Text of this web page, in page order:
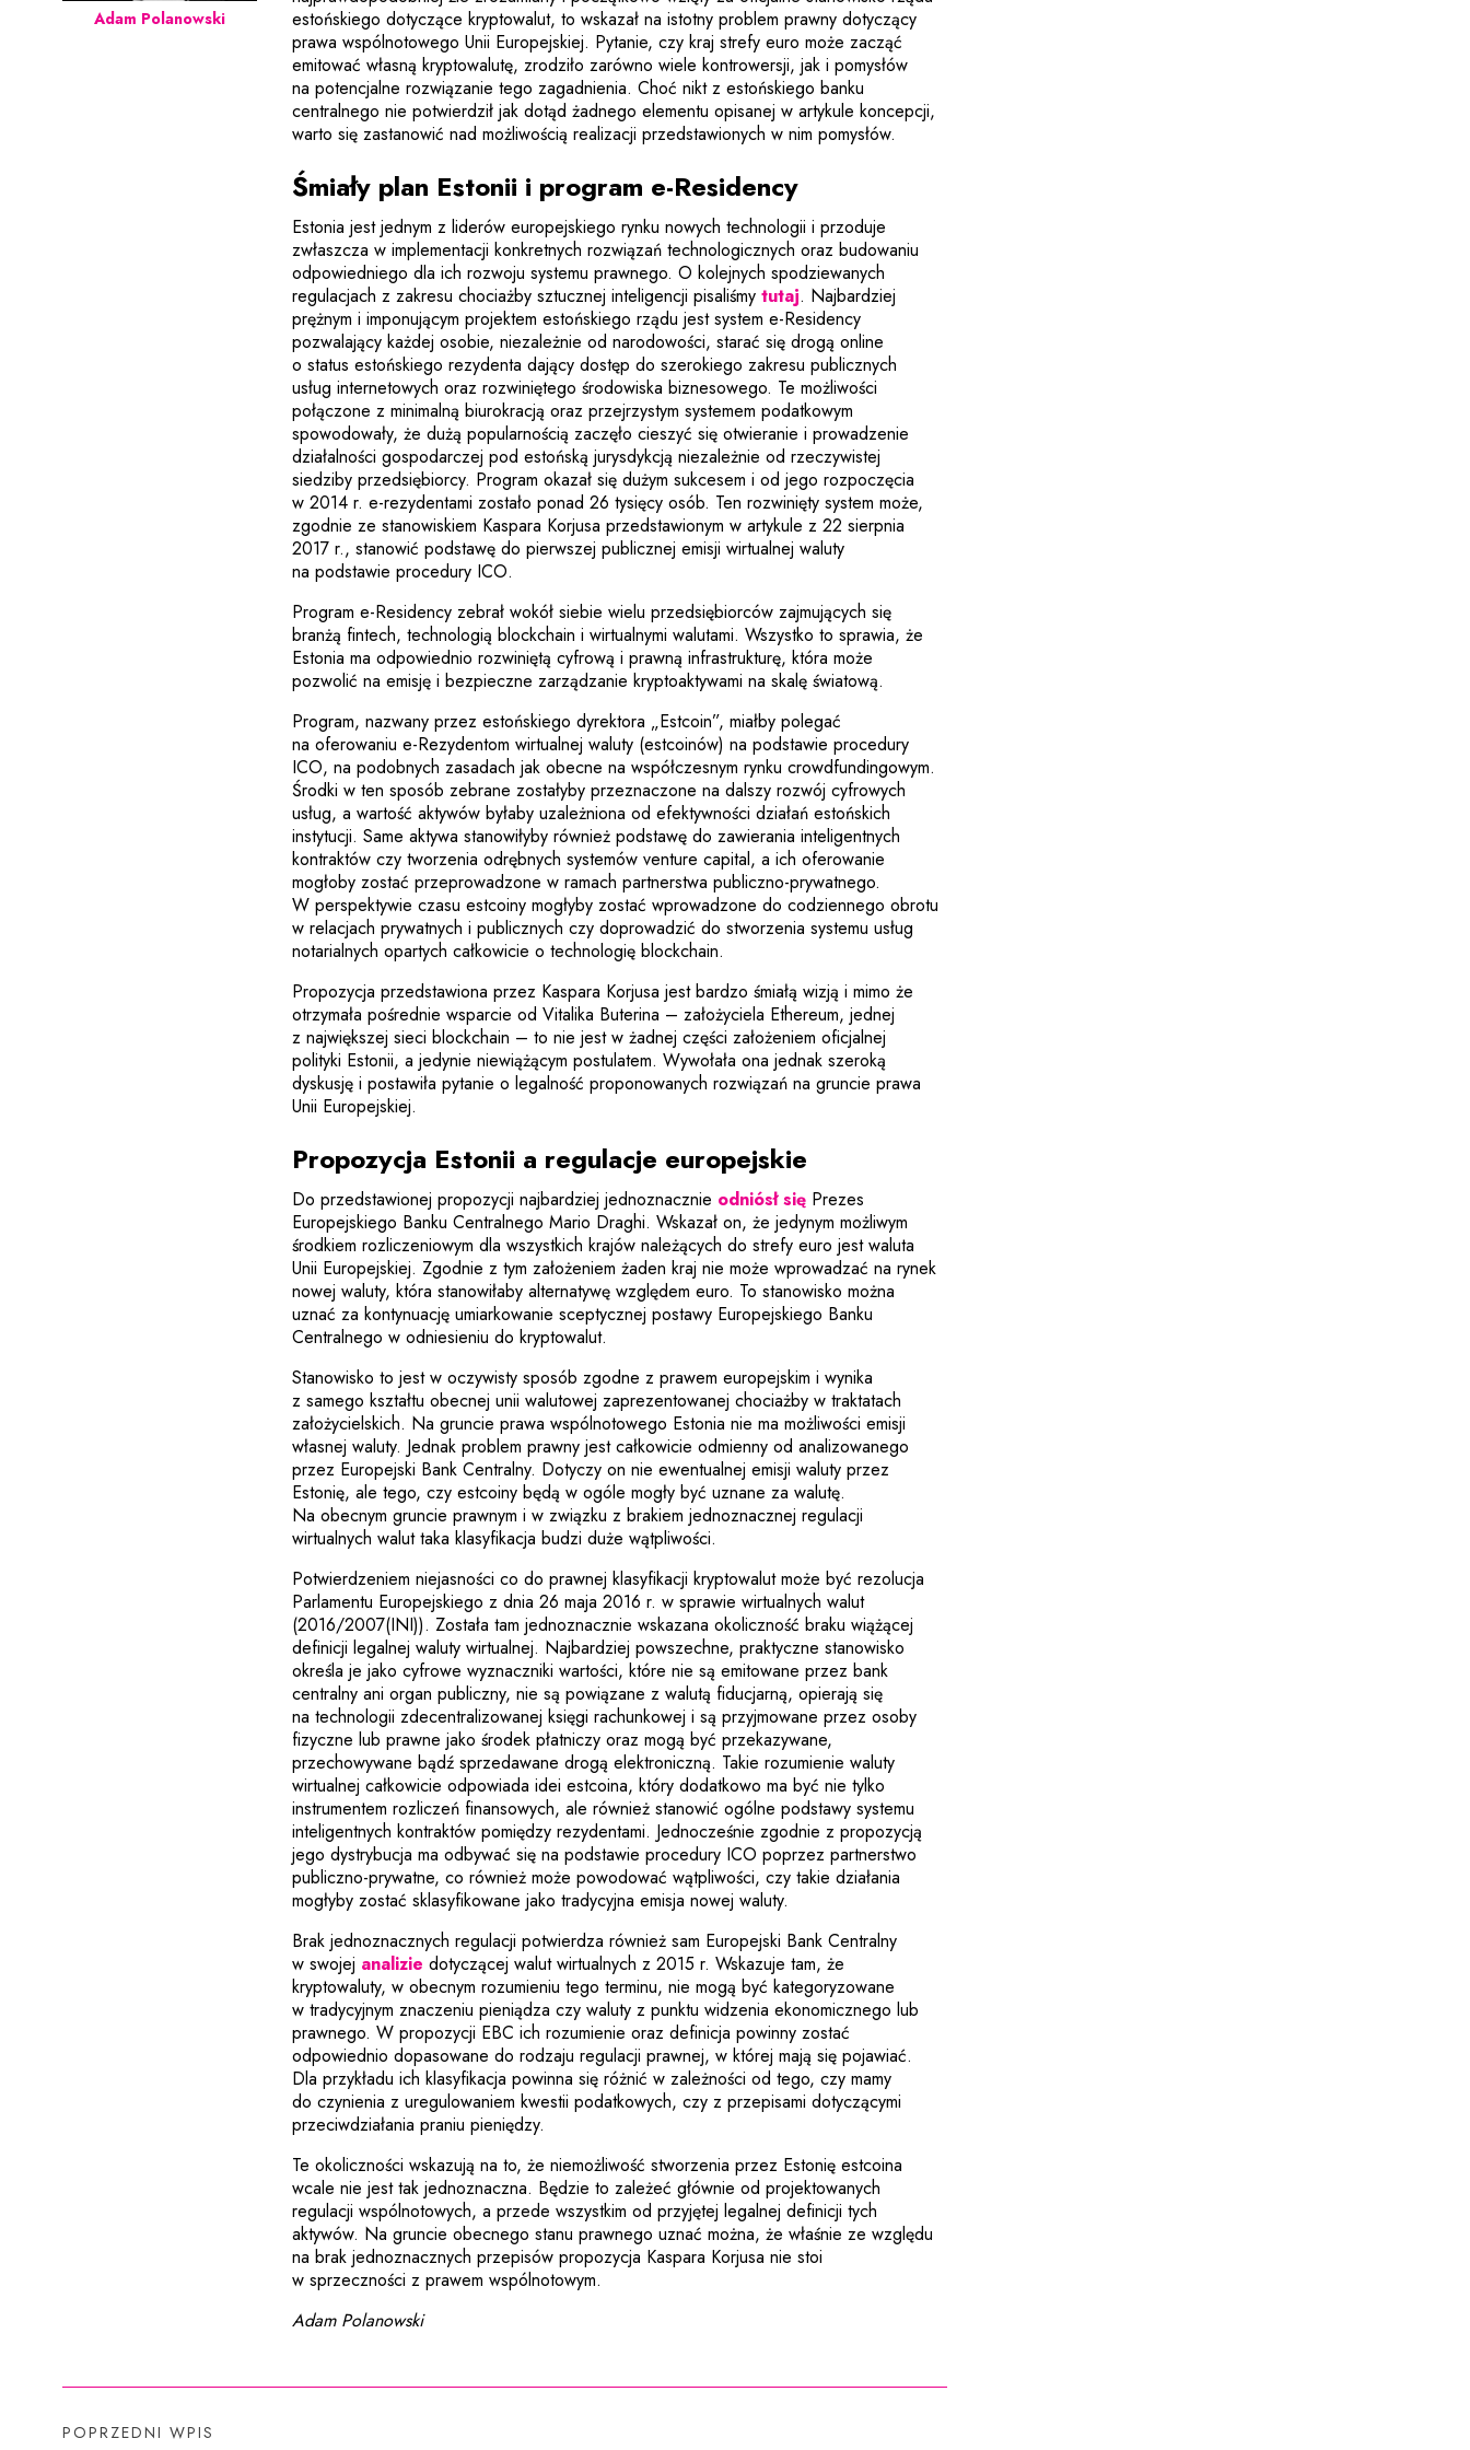
estońskiego dotyczące kryptowalut, to wskazał na istotny problem prawny dotyczący
prawa wspólnotowego Unii Europejskiej. Pytanie, czy kraj strefy euro może zacząć
emitować własną kryptowalutę, zrodziło zarówno wiele kontrowersji, jak i pomysłów
na potencjalne rozwiązanie tego zagadnienia. Choć nikt z estońskiego banku
centralnego nie potwierdził jak dotąd żadnego elementu opisanej w artykule koncepcji,
warto się zastanowić nad możliwością realizacji przedstawionych w nim pomysłów.
Śmiały plan Estonii i program e-Residency
Estonia jest jednym z liderów europejskiego rynku nowych technologii i przoduje
zwłaszcza w implementacji konkretnych rozwiązań technologicznych oraz budowaniu
odpowiedniego dla ich rozwoju systemu prawnego. O kolejnych spodziewanych
regulacjach z zakresu chociażby sztucznej inteligencji pisaliśmytutaj. Najbardziej
prężnym i imponującym projektem estońskiego rządu jest system e-Residency
pozwalający każdej osobie, niezależnie od narodowości, starać się drogą online
o status estońskiego rezydenta dający dostęp do szerokiego zakresu publicznych
usług internetowych oraz rozwiniętego środowiska biznesowego. Te możliwości
połączone z minimalną biurokracją oraz przejrzystym systemem podatkowym
spowodowały, że dużą popularnością zaczęło cieszyć się otwieranie i prowadzenie
działalności gospodarczej pod estońską jurysdykcją niezależnie od rzeczywistej
siedziby przedsiębiorcy. Program okazał się dużym sukcesem i od jego rozpoczęcia
w 2014 r. e-rezydentami zostało ponad 26 tysięcy osób. Ten rozwinięty system może,
zgodnie ze stanowiskiem Kaspara Korjusa przedstawionym w artykule z 22 sierpnia
2017 r., stanowić podstawę do pierwszej publicznej emisji wirtualnej waluty
na podstawie procedury ICO.
Program e-Residency zebrał wokół siebie wielu przedsiębiorców zajmujących się
branżą fintech, technologią blockchain i wirtualnymi walutami. Wszystko to sprawia, że
Estonia ma odpowiednio rozwiniętą cyfrową i prawną infrastrukturę, która może
pozwolić na emisję i bezpieczne zarządzanie kryptoaktywami na skalę światową.
Program, nazwany przez estońskiego dyrektora „Estcoin”, miałby polegać
na oferowaniu e-Rezydentom wirtualnej waluty (estcoinów) na podstawie procedury
ICO, na podobnych zasadach jak obecne na współczesnym rynku crowdfundingowym.
Środki w ten sposób zebrane zostałyby przeznaczone na dalszy rozwój cyfrowych
usług, a wartość aktywów byłaby uzależniona od efektywności działań estońskich
instytucji. Same aktywa stanowiłyby również podstawę do zawierania inteligentnych
kontraktów czy tworzenia odrębnych systemów venture capital, a ich oferowanie
mogłoby zostać przeprowadzone w ramach partnerstwa publiczno-prywatnego.
W perspektywie czasu estcoiny mogłyby zostać wprowadzone do codziennego obrotu
w relacjach prywatnych i publicznych czy doprowadzić do stworzenia systemu usług
notarialnych opartych całkowicie o technologię blockchain.
Propozycja przedstawiona przez Kaspara Korjusa jest bardzo śmiałą wizją i mimo że
otrzymała pośrednie wsparcie od Vitalika Buterina – założyciela Ethereum, jednej
z największej sieci blockchain – to nie jest w żadnej części założeniem oficjalnej
polityki Estonii, a jedynie niewiążącym postulatem. Wywołała ona jednak szeroką
dyskusję i postawiła pytanie o legalność proponowanych rozwiązań na gruncie prawa
Unii Europejskiej.
Propozycja Estonii a regulacje europejskie
Do przedstawionej propozycji najbardziej jednoznacznie odniósł sięUwaga, link zostanie otwarty w nowym oknie
Prezes
Europejskiego Banku Centralnego Mario Draghi. Wskazał on, że jedynym możliwym
środkiem rozliczeniowym dla wszystkich krajów należących do strefy euro jest waluta
Unii Europejskiej. Zgodnie z tym założeniem żaden kraj nie może wprowadzać na rynek
nowej waluty, która stanowiłaby alternatywę względem euro. To stanowisko można
uznać za kontynuację umiarkowanie sceptycznej postawy Europejskiego Banku
Centralnego w odniesieniu do kryptowalut.
Stanowisko to jest w oczywisty sposób zgodne z prawem europejskim i wynika
z samego kształtu obecnej unii walutowej zaprezentowanej chociażby w traktatach
założycielskich. Na gruncie prawa wspólnotowego Estonia nie ma możliwości emisji
własnej waluty. Jednak problem prawny jest całkowicie odmienny od analizowanego
przez Europejski Bank Centralny. Dotyczy on nie ewentualnej emisji waluty przez
Estonię, ale tego, czy estcoiny będą w ogóle mogły być uznane za walutę.
Na obecnym gruncie prawnym i w związku z brakiem jednoznacznej regulacji
wirtualnych walut taka klasyfikacja budzi duże wątpliwości.
Potwierdzeniem niejasności co do prawnej klasyfikacji kryptowalut może być rezolucja
Parlamentu Europejskiego z dnia 26 maja 2016 r. w sprawie wirtualnych walut
(2016/2007(INI)). Została tam jednoznacznie wskazana okoliczność braku wiążącej
definicji legalnej waluty wirtualnej. Najbardziej powszechne, praktyczne stanowisko
określa je jako cyfrowe wyznaczniki wartości, które nie są emitowane przez bank
centralny ani organ publiczny, nie są powiązane z walutą fiducjarną, opierają się
na technologii zdecentralizowanej księgi rachunkowej i są przyjmowane przez osoby
fizyczne lub prawne jako środek płatniczy oraz mogą być przekazywane,
przechowywane bądź sprzedawane drogą elektroniczną. Takie rozumienie waluty
wirtualnej całkowicie odpowiada idei estcoina, który dodatkowo ma być nie tylko
instrumentem rozliczeń finansowych, ale również stanowić ogólne podstawy systemu
inteligentnych kontraktów pomiędzy rezydentami. Jednocześnie zgodnie z propozycją
jego dystrybucja ma odbywać się na podstawie procedury ICO poprzez partnerstwo
publiczno-prywatne, co również może powodować wątpliwości, czy takie działania
mogłyby zostać sklasyfikowane jako tradycyjna emisja nowej waluty.
Brak jednoznacznych regulacji potwierdza również sam Europejski Bank Centralny
w swojej analizie Uwaga, link zostanie otwarty w nowym oknie
dotyczącej walut wirtualnych z 2015 r. Wskazuje tam, że
kryptowaluty, w obecnym rozumieniu tego terminu, nie mogą być kategoryzowane
w tradycyjnym znaczeniu pieniądza czy waluty z punktu widzenia ekonomicznego lub
prawnego. W propozycji EBC ich rozumienie oraz definicja powinny zostać
odpowiednio dopasowane do rodzaju regulacji prawnej, w której mają się pojawiać.
Dla przykładu ich klasyfikacja powinna się różnić w zależności od tego, czy mamy
do czynienia z uregulowaniem kwestii podatkowych, czy z przepisami dotyczącymi
przeciwdziałania praniu pieniędzy.
Te okoliczności wskazują na to, że niemożliwość stworzenia przez Estonię estcoina
wcale nie jest tak jednoznaczna. Będzie to zależeć głównie od projektowanych
regulacji wspólnotowych, a przede wszystkim od przyjętej legalnej definicji tych
aktywów. Na gruncie obecnego stanu prawnego uznać można, że właśnie ze względu
na brak jednoznacznych przepisów propozycja Kaspara Korjusa nie stoi
w sprzeczności z prawem wspólnotowym.
Adam Polanowski
Adam Polanowski
POPRZEDNI WPIS